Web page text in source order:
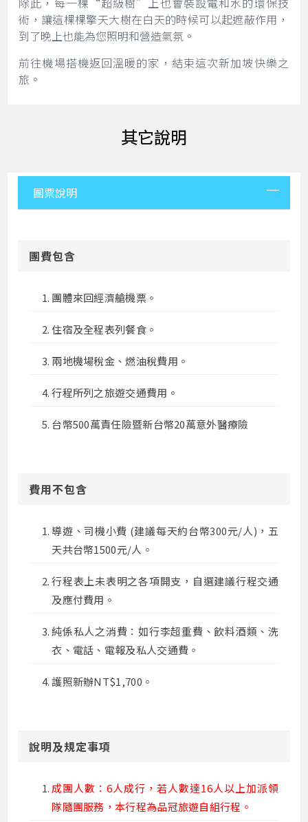
術，讓這棵棵擎天大樹在白天的時候可以起遮蔽作用，
到了晚上也能為您照明和營造氣氛。
前往機場搭機返回溫暖的家，結束這次新加坡快樂之
旅。
其它說明
團票說明
團費包含
團體來回經濟艙機票。
住宿及全程表列餐食。
兩地機場稅金、燃油稅費用。
行程所列之旅遊交通費用。
台幣500萬責任險暨新台幣20萬意外醫療險
費用不包含
導遊、司機小費 (建議每天約台幣300元/人)，五
天共台幣1500元/人。
行程表上未表明之各項開支，自選建議行程交通
及應付費用。
純係私人之消費：如行李超重費、飲料酒類、洗
衣、電話、電報及私人交通費。
護照新辦NT$1,700。
說明及規定事項
成團人數：6人成行，若人數達16人以上加派領
隊隨團服務，本行程為品冠旅遊自組行程。